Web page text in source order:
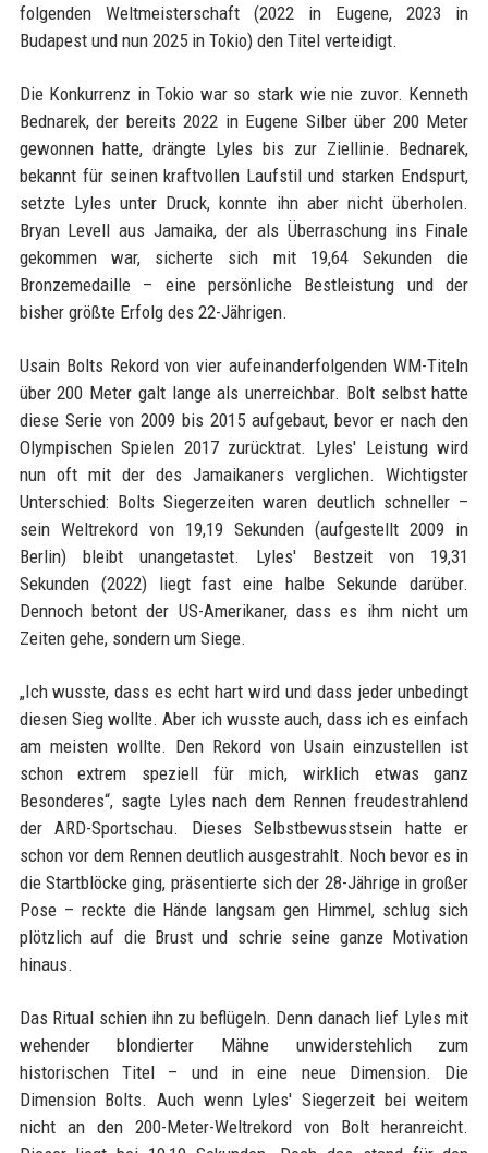
folgenden Weltmeisterschaft (2022 in Eugene, 2023 in
Budapest und nun 2025 in Tokio) den Titel verteidigt.
Die Konkurrenz in Tokio war so stark wie nie zuvor. Kenneth
Bednarek, der bereits 2022 in Eugene Silber über 200 Meter
gewonnen hatte, drängte Lyles bis zur Ziellinie. Bednarek,
bekannt für seinen kraftvollen Laufstil und starken Endspurt,
setzte Lyles unter Druck, konnte ihn aber nicht überholen.
Bryan Levell aus Jamaika, der als Überraschung ins Finale
gekommen war, sicherte sich mit 19,64 Sekunden die
Bronzemedaille – eine persönliche Bestleistung und der
bisher größte Erfolg des 22-Jährigen.
Usain Bolts Rekord von vier aufeinanderfolgenden WM-Titeln
über 200 Meter galt lange als unerreichbar. Bolt selbst hatte
diese Serie von 2009 bis 2015 aufgebaut, bevor er nach den
Olympischen Spielen 2017 zurücktrat. Lyles' Leistung wird
nun oft mit der des Jamaikaners verglichen. Wichtigster
Unterschied: Bolts Siegerzeiten waren deutlich schneller –
sein Weltrekord von 19,19 Sekunden (aufgestellt 2009 in
Berlin) bleibt unangetastet. Lyles' Bestzeit von 19,31
Sekunden (2022) liegt fast eine halbe Sekunde darüber.
Dennoch betont der US-Amerikaner, dass es ihm nicht um
Zeiten gehe, sondern um Siege.
„Ich wusste, dass es echt hart wird und dass jeder unbedingt
diesen Sieg wollte. Aber ich wusste auch, dass ich es einfach
am meisten wollte. Den Rekord von Usain einzustellen ist
schon extrem speziell für mich, wirklich etwas ganz
Besonderes“, sagte Lyles nach dem Rennen freudestrahlend
der ARD-Sportschau. Dieses Selbstbewusstsein hatte er
schon vor dem Rennen deutlich ausgestrahlt. Noch bevor es in
die Startblöcke ging, präsentierte sich der 28-Jährige in großer
Pose – reckte die Hände langsam gen Himmel, schlug sich
plötzlich auf die Brust und schrie seine ganze Motivation
hinaus.
Das Ritual schien ihn zu beflügeln. Denn danach lief Lyles mit
wehender blondierter Mähne unwiderstehlich zum
historischen Titel – und in eine neue Dimension. Die
Dimension Bolts. Auch wenn Lyles' Siegerzeit bei weitem
nicht an den 200-Meter-Weltrekord von Bolt heranreicht.